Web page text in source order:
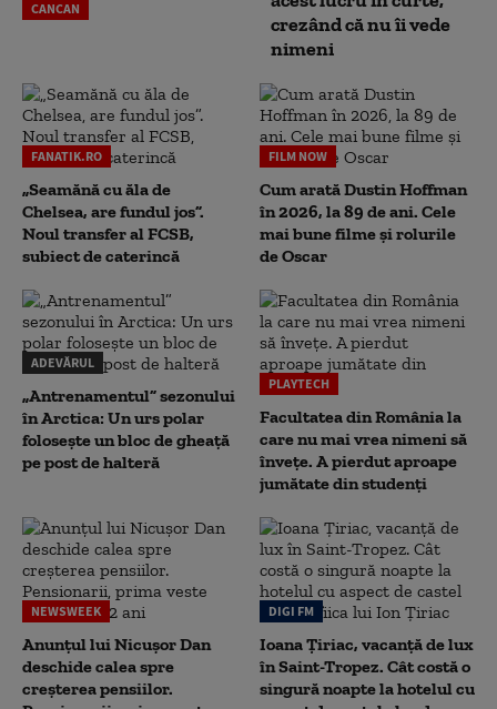
CANCAN
crezând că nu îi vede
nimeni
FANATIK.RO
„Seamănă cu ăla de
Chelsea, are fundul jos”.
Noul transfer al FCSB,
subiect de caterincă
FILM NOW
Cum arată Dustin Hoffman
în 2026, la 89 de ani. Cele
mai bune filme și rolurile
de Oscar
ADEVĂRUL
„Antrenamentul” sezonului
în Arctica: Un urs polar
folosește un bloc de gheață
pe post de halteră
PLAYTECH
Facultatea din România la
care nu mai vrea nimeni să
înveţe. A pierdut aproape
jumătate din studenţi
NEWSWEEK
Anunțul lui Nicușor Dan
deschide calea spre
creșterea pensiilor.
DIGI FM
Ioana Țiriac, vacanță de lux
în Saint-Tropez. Cât costă o
singură noapte la hotelul cu